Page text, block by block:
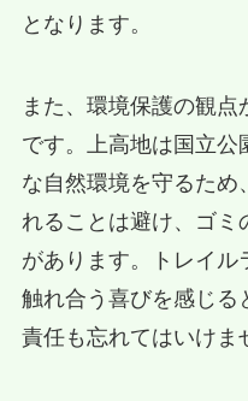
となります。
また、環境保護の観点
です。上高地は国立公
な自然環境を守るため
れることは避け、ゴミ
があります。トレイル
触れ合う喜びを感じる
責任も忘れてはいけま